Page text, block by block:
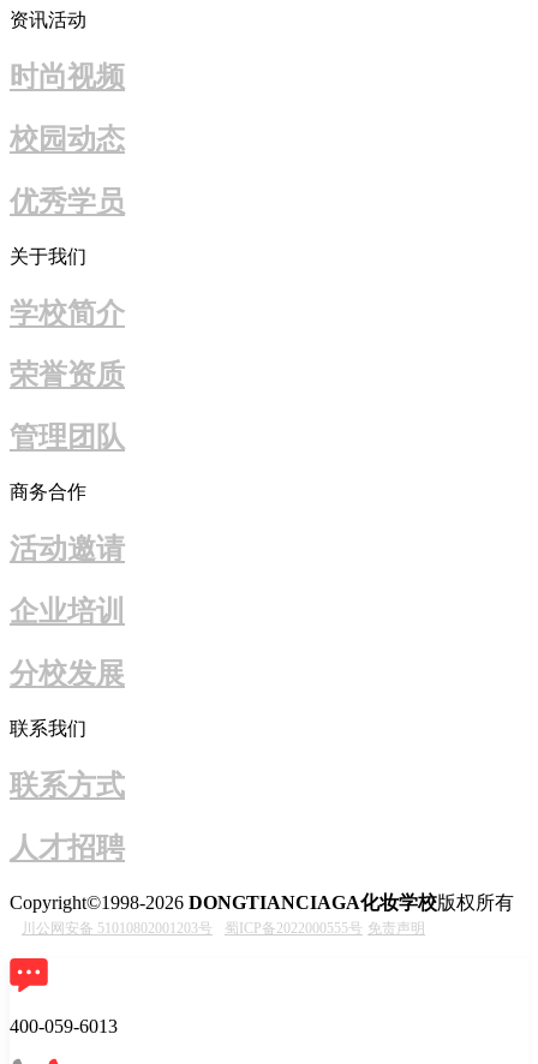
资讯活动
时尚视频
校园动态
优秀学员
关于我们
学校简介
荣誉资质
管理团队
商务合作
活动邀请
企业培训
分校发展
联系我们
联系方式
人才招聘
Copyright©1998-2026 DONGTIANCIAGA化妆学校版权所有
川公网安备 51010802001203号 蜀ICP备2022000555号 免责声明
400-059-6013